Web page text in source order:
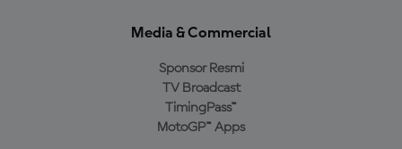
Media & Commercial
Sponsor Resmi
TV Broadcast
TimingPass™
MotoGP™ Apps